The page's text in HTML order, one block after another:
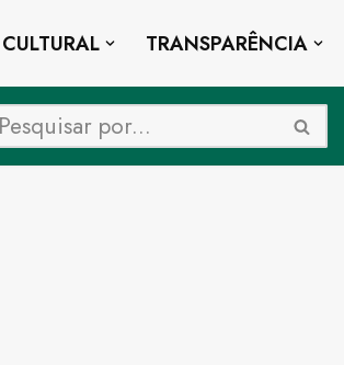
CULTURAL TRANSPARÊNCIA